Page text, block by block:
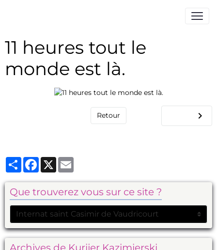
11 heures tout le
monde est là.
Retour
PartagerFacebook
X
Que trouverez vous sur ce site ?
Archives de Kurijer Kazimierski